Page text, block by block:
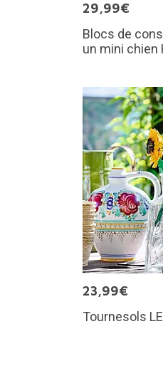
29,99€
Blocs de
un mini chien
23,99€
Tournesols